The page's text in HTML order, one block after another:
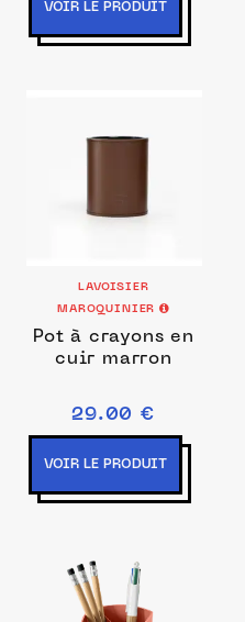
VOIR LE PRODUIT
LAVOISIER
MAROQUINIER
Pot à crayons en
cuir marron
29.00 €
VOIR LE PRODUIT